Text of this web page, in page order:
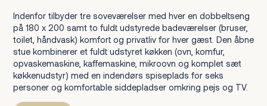
Indenfor tilbyder tre soveværelser med hver en dobbeltseng
på 180 x 200 samt to fuldt udstyrede badeværelser (bruser,
toilet, håndvask) komfort og privatliv for hver gæst. Den åbne
stue kombinerer et fuldt udstyret køkken (ovn, komfur,
opvaskemaskine, kaffemaskine, mikroovn og komplet sæt
køkkenudstyr) med en indendørs spiseplads for seks
personer og komfortable siddepladser omkring pejs og TV.